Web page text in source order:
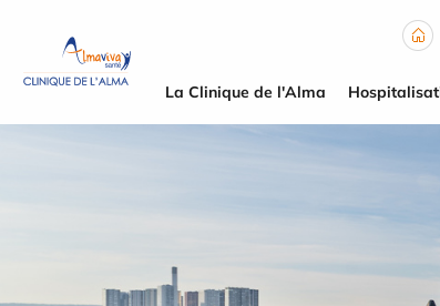
La Clinique de l'Alma